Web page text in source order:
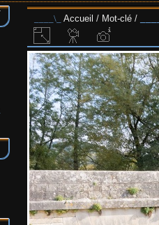
Accueil / Mot-clé /